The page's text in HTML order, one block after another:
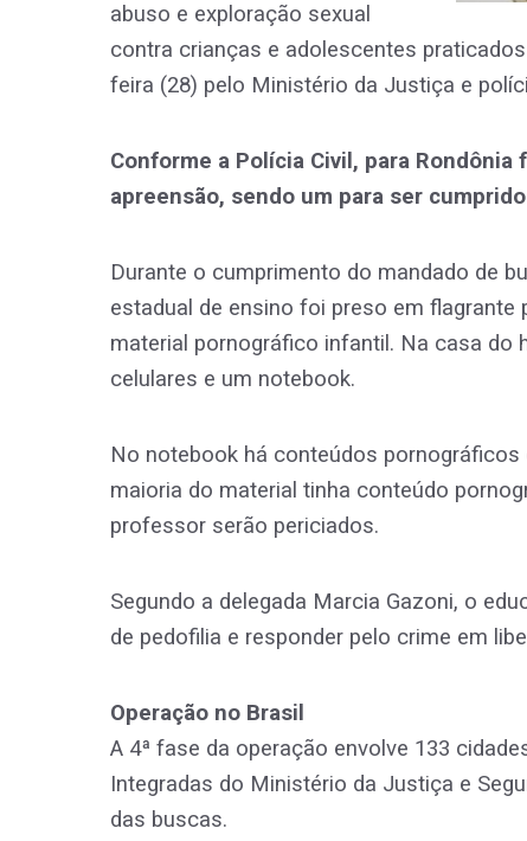
abuso e exploração sexual
contra crianças e adolescentes
feira (28) pelo Ministério da Justiça e
Conforme a Polícia Civil, para
apreensão, sendo um para ser
Durante o cumprimento do mandado de
estadual de ensino foi preso em
material pornográfico infantil. Na casa do
celulares e um notebook.
No notebook há conteúdos
maioria do material tinha conteúdo
professor serão periciados.
Segundo a delegada Marcia Gazoni, o
de pedofilia e responder pelo crime em
Operação no Brasil
A 4ª fase da operação envolve 133
Integradas do Ministério da Justiça e
das buscas.